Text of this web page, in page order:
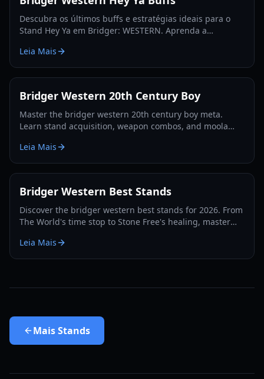
Descubra os últimos buffs e estratégias ideais para o
Stand Hey Ya em Bridger: WESTERN. Aprenda a
Roblox.
Leia Mais
Bridger Western 20th Century Boy
Master the bridger western 20th century boy meta.
Learn stand acquisition, weapon combos, and moola
guide.
Leia Mais
Bridger Western Best Stands
Discover the bridger western best stands for 2026. From
The World's time stop to Stone Free's healing, master
Leia Mais
MaisStands